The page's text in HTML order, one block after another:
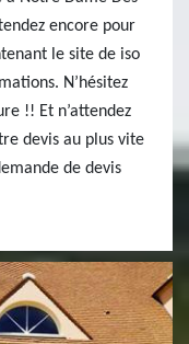
encore pour
le site de iso
N’hésitez
!! Et n’attendez
devis au plus vite
de devis